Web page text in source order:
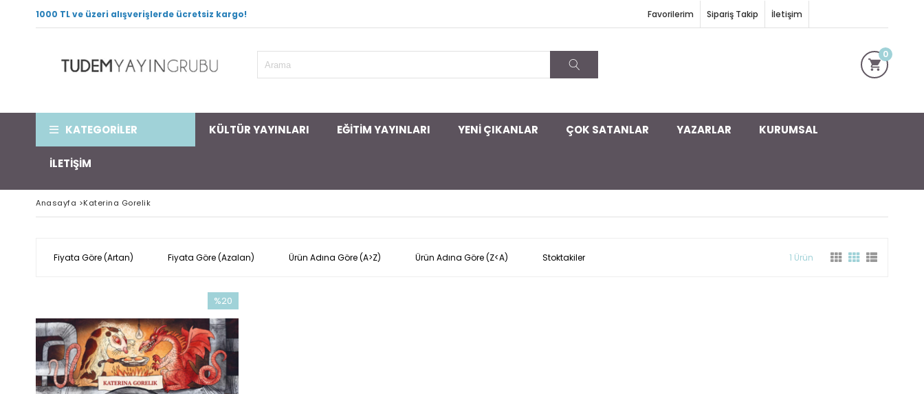
1000 TL ve üzeri alışverişlerde ücretsiz kargo! Sipariş Takip İletişim
Favorilerim
0
KATEGORİLER KÜLTÜR YAYINLARI EĞİTİM YAYINLARI YENİ ÇIKANLAR ÇOK SATANLAR YAZARLAR KURUMSAL
İLETİŞİM
Anasayfa >Katerina Gorelik
Fiyata Göre (Artan) Fiyata Göre (Azalan) Ürün Adına Göre (A>Z) Ürün Adına Göre (Z<A) Stoktakiler 1 Ürün
%20
İndirim
%20İndirim